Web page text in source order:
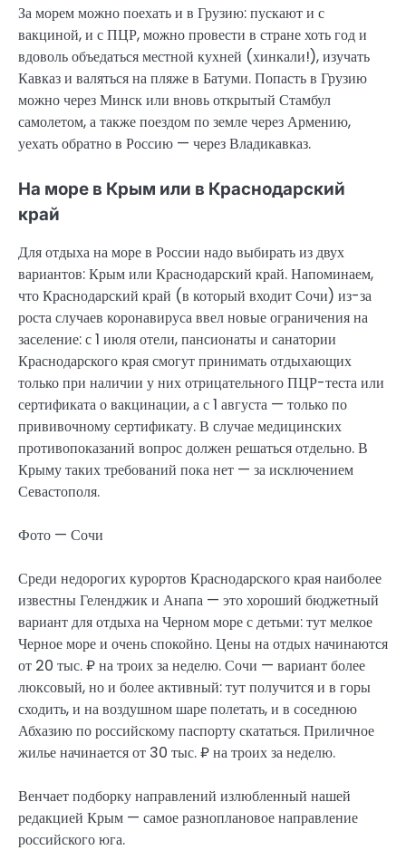
За морем можно поехать и в Грузию: пускают и с
вакциной, и с ПЦР, можно провести в стране хоть год и
вдоволь объедаться местной кухней (хинкали!), изучать
Кавказ и валяться на пляже в Батуми. Попасть в Грузию
можно через Минск или вновь открытый Стамбул
самолетом, а также поездом по земле через Армению,
уехать обратно в Россию — через Владикавказ.
На море в Крым или в Краснодарский
край
Для отдыха на море в России надо выбирать из двух
вариантов: Крым или Краснодарский край. Напоминаем,
что Краснодарский край (в который входит Сочи) из-за
роста случаев коронавируса ввел новые ограничения на
заселение: с 1 июля отели, пансионаты и санатории
Краснодарского края смогут принимать отдыхающих
только при наличии у них отрицательного ПЦР-теста или
сертификата о вакцинации, а с 1 августа — только по
прививочному сертификату. В случае медицинских
противопоказаний вопрос должен решаться отдельно. В
Крыму таких требований пока нет — за исключением
Севастополя.
Фото — Сочи
Среди недорогих курортов Краснодарского края наиболее
известны Геленджик и Анапа — это хороший бюджетный
вариант для отдыха на Черном море с детьми: тут мелкое
Черное море и очень спокойно. Цены на отдых начинаются
от 20 тыс. ₽ на троих за неделю. Сочи — вариант более
люксовый, но и более активный: тут получится и в горы
сходить, и на воздушном шаре полетать, и в соседнюю
Абхазию по российскому паспорту скататься. Приличное
жилье начинается от 30 тыс. ₽ на троих за неделю.
Венчает подборку направлений излюбленный нашей
редакцией Крым — самое разноплановое направление
российского юга.